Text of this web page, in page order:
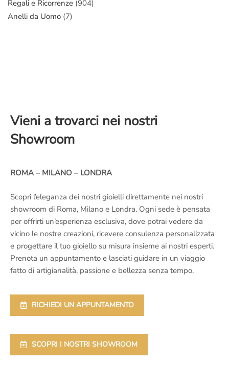
Regali e Ricorrenze (904)
Anelli da Uomo (7)
Vieni a trovarci nei nostri
Showroom
ROMA – MILANO – LONDRA
Scopri l’eleganza dei nostri gioielli direttamente nei nostri
showroom di Roma, Milano e Londra. Ogni sede è pensata
per offrirti un’esperienza esclusiva, dove potrai vedere da
vicino le nostre creazioni, ricevere consulenza personalizzata
e progettare il tuo gioiello su misura insieme ai nostri esperti.
Prenota un appuntamento e lasciati guidare in un viaggio
fatto di artigianalità, passione e bellezza senza tempo.
RICHIEDI UN APPUNTAMENTO
SCOPRI I NOSTRI SHOWROOM